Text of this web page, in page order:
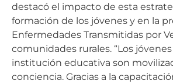
destacó el impacto de esta
formación de los jóvenes y en la
Enfermedades Transmitidas por
comunidades rurales. “Los
institución educativa son
conciencia. Gracias a la